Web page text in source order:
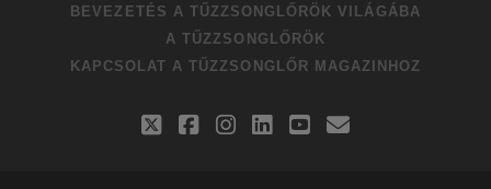
BEVEZETÉS A TŰZZSONGLŐRÖK VILÁGÁBA
A TŰZZSONGLŐRÖK
KAPCSOLAT A TŰZZSONGLŐR MAGAZINHOZ
twitterfacebook
instagram
linkedin
youtube
email